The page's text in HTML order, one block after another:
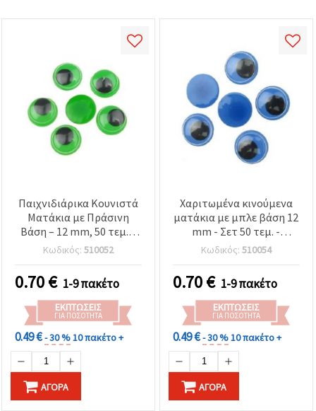
Παιχνιδιάρικα Κουνιστά
Ματάκια με Πράσινη
Βάση – 12 mm, 50 τεμ. –
Ιδανικά για παιδικές
κατασκευές, διακόσμηση
Κωδικός: 510052
0.70€ 1-9 πακέτο
ΕΚΠΤΏΣΕΙΣ
ΓΙΑ ΠΟΣΌΤΗΤΑ
0.49 €- 30 %10 πακέτο +
ΑΓΟΡΆ
Χαριτωμένα κινούμενα
ματάκια με μπλε βάση 12
mm - Σετ 50 τεμ. -
Ιδανικά για παιδικές
χειροτεχνίες, DIY
διακόσμηση και
δημιουργικές
χειροποίητες κατασκευές
Κωδικός: 510054
0.70€ 1-9 πακέτο
ΕΚΠΤΏΣΕΙΣ
ΓΙΑ ΠΟΣΌΤΗΤΑ
0.49 €- 30 %10 πακέτο +
ΑΓΟΡΆ